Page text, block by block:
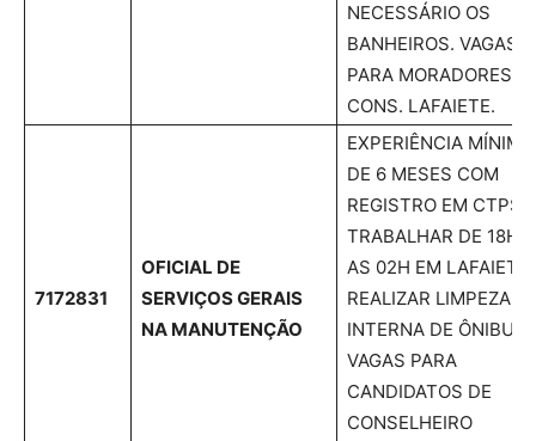
NECESSÁRIO OS
BANHEIROS. VAGAS
PARA MORADORES
CONS. LAFAIETE.
7172831
OFICIAL DE
SERVIÇOS GERAIS
NA MANUTENÇÃO
EXPERIÊNCIA MÍNIMA
DE 6 MESES COM
REGISTRO EM CTPS;
TRABALHAR DE 18H
AS 02H EM LAFAIETE.
REALIZAR LIMPEZA
INTERNA DE ÔNIBUS.
VAGAS PARA
CANDIDATOS DE
CONSELHEIRO